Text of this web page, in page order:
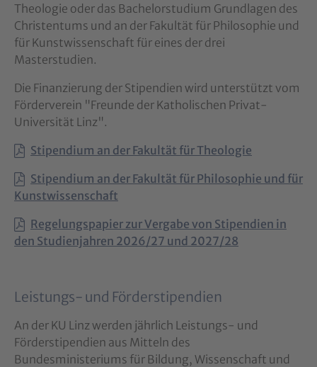
Theologie oder das Bachelorstudium Grundlagen des
Christentums und an der Fakultät für Philosophie und
für Kunstwissenschaft für eines der drei
Masterstudien.
Die Finanzierung der Stipendien wird unterstützt vom
Förderverein "Freunde der Katholischen Privat-
Universität Linz".
Stipendium an der Fakultät für Theologie
Stipendium an der Fakultät für Philosophie und für
Kunstwissenschaft
Regelungspapier zur Vergabe von Stipendien in
den Studienjahren 2026/27 und 2027/28
Leistungs- und Förderstipendien
An der KU Linz werden jährlich Leistungs- und
Förderstipendien aus Mitteln des
Bundesministeriums für Bildung, Wissenschaft und